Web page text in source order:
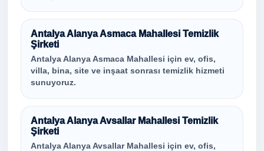
Antalya Alanya Asmaca Mahallesi Temizlik
Şirketi
Antalya Alanya Asmaca Mahallesi için ev, ofis,
villa, bina, site ve inşaat sonrası temizlik hizmeti
sunuyoruz.
Antalya Alanya Avsallar Mahallesi Temizlik
Şirketi
Antalya Alanya Avsallar Mahallesi için ev, ofis,